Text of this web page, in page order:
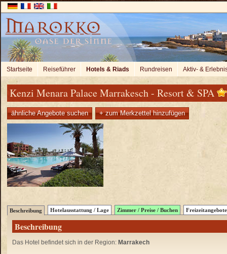
Startseite Reiseführer Hotels & Riads Rundreisen Aktiv- &
Kenzi Menara Palace Marrakesch - Resort & SPA
ähnliche Angebote suchen + zum Merkzettel hinzufügen
Beschreibung Hotelausstattung / Lage Zimmer / Preise / Buchen Freizeitangebote
Beschreibung
Das Hotel befindet sich in der Region: Marrakech